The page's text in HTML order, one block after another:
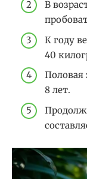
В
К году
40
Половая
8 лет.